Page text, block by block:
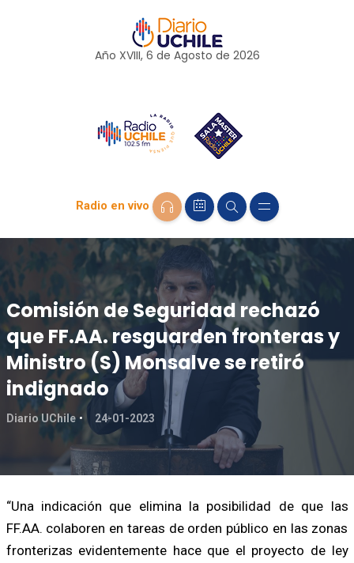
Año XVIII, 6 de Agosto de 2026
Radio en vivo
Comisión de Seguridad rechazó
que FF.AA. resguarden fronteras y
Ministro (S) Monsalve se retiró
indignado
Diario UChile 24-01-2023
“Una indicación que elimina la posibilidad de que las
FF.AA. colaboren en tareas de orden público en las zonas
fronterizas evidentemente hace que el proyecto de ley